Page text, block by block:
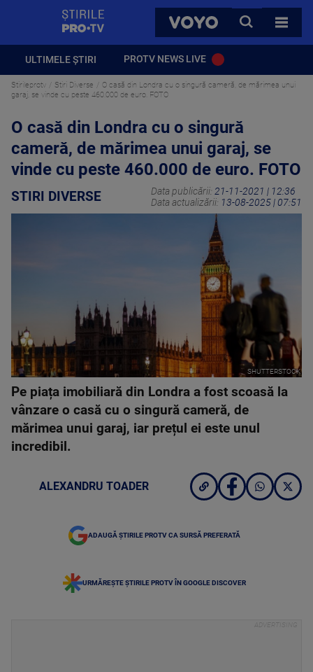
VOYO
CAUTA
TOATE
ULTIMELE ȘTIRI PROTV NEWS LIVE
Stirileprotv Stiri Diverse
O casă din Londra cu o singură cameră, de mărimea unui
garaj, se vinde cu peste 460.000 de euro. FOTO
O casă din Londra cu o singură
cameră, de mărimea unui garaj, se
vinde cu peste 460.000 de euro. FOTO
STIRI DIVERSE Data publicării: 21-11-2021 | 12:36
Data actualizării: 13-08-2025 | 07:51
SHUTTERSTOCK
Pe piața imobiliară din Londra a fost scoasă la
vânzare o casă cu o singură cameră, de
mărimea unui garaj, iar prețul ei este unul
incredibil.
ALEXANDRU TOADER
ADAUGĂ ȘTIRILE PROTV CA SURSĂ PREFERATĂ
URMĂREȘTE ȘTIRILE PROTV ÎN GOOGLE DISCOVER